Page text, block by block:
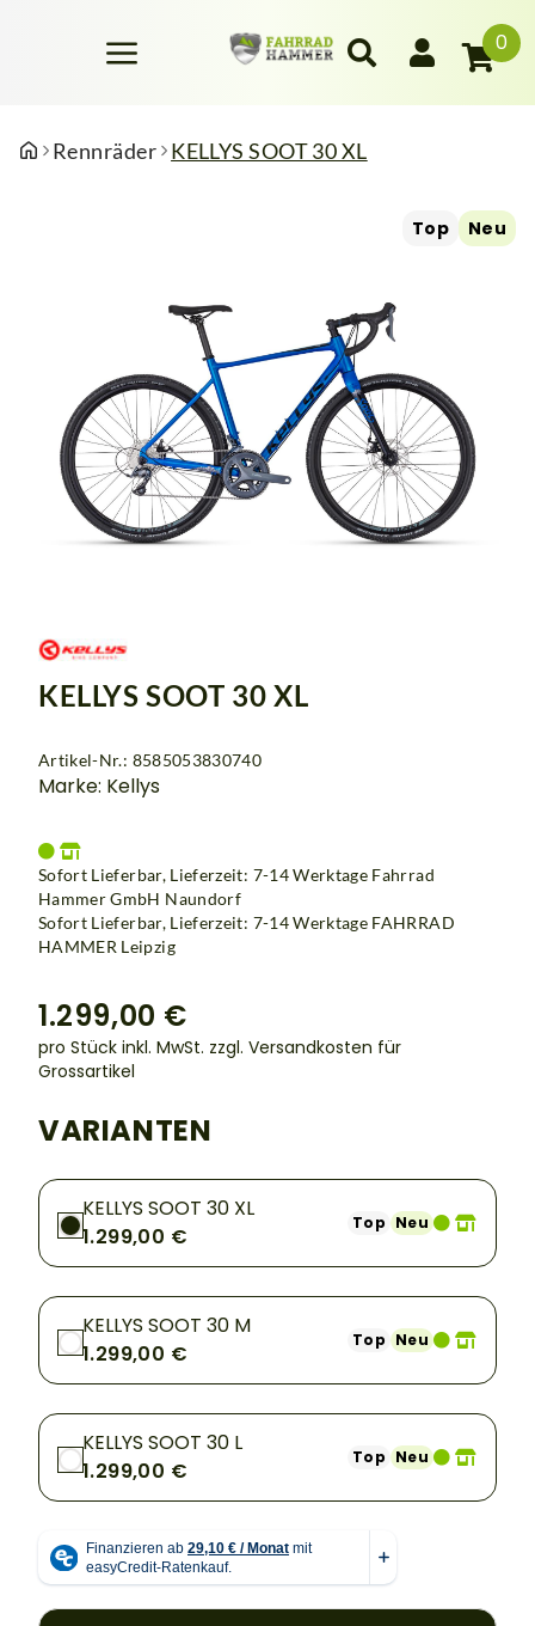
0
Rennräder KELLYS SOOT 30 XL
Top Neu
KELLYS SOOT 30 XL
Artikel-Nr.: 8585053830740
Marke: Kellys
Sofort Lieferbar, Lieferzeit: 7-14 Werktage Fahrrad
Hammer GmbH Naundorf
Sofort Lieferbar, Lieferzeit: 7-14 Werktage FAHRRAD
HAMMER Leipzig
1.299,00 €
pro Stück inkl. MwSt. zzgl. Versandkosten für
Grossartikel
VARIANTEN
KELLYS SOOT 30 XL
1.299,00 €
Top Neu
KELLYS SOOT 30 M
1.299,00 €
Top Neu
KELLYS SOOT 30 L
1.299,00 €
Top Neu